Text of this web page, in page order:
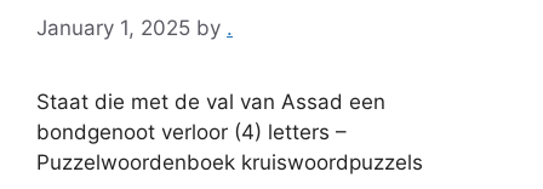
January 1, 2025 by .
Staat die met de val van Assad een
bondgenoot verloor (4) letters –
Puzzelwoordenboek kruiswoordpuzzels